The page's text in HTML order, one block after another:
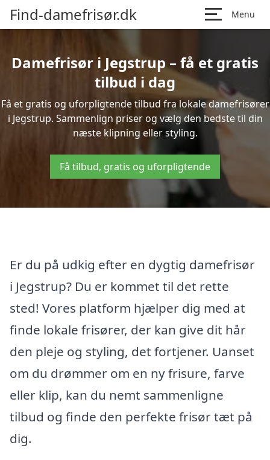
Find-damefrisør.dk Menu
Damefrisør i Jegstrup – få et gratis
tilbud i dag
Få et gratis og uforpligtende tilbud fra lokale damefrisører
i Jegstrup. Sammenlign priser og vælg den bedste til din
næste klipning eller styling.
Få tilbud, gratis og uforpligtende
Er du på udkig efter en dygtig damefrisør
i Jegstrup? Du er kommet til det rette
sted! Vores platform hjælper dig med at
finde lokale frisører, der kan give dit hår
den pleje og styling, det fortjener. Uanset
om du drømmer om en ny frisure, farve
eller klip, kan du nemt sammenligne
tilbud og finde den perfekte frisør tæt på
dig.